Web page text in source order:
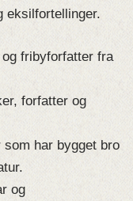
eksilfortellinger.
fribyforfatter fra
forfatter og
som har bygget bro
og